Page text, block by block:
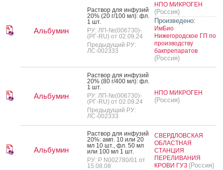
Альбумин
Рас­твор для ин­фу­зий
20% (20 г/100 мл): фл.
1 шт.
РУ: ЛП-№(006730)-
(РГ-RU) от 02.09.24
Предыдущий РУ:
ЛС-002333
НПО МИКРОГЕН
(Россия)
Произведено:
ИмБио
Нижегородское ГП по
производству
бакпрепаратов
(Россия)
Альбумин
Рас­твор для ин­фу­зий
20% (80 г/400 мл): фл.
1 шт.
РУ: ЛП-№(006730)-
(РГ-RU) от 02.09.24
Предыдущий РУ:
ЛС-002333
НПО МИКРОГЕН
(Россия)
Альбумин
Рас­твор для ин­фу­зий
20%: амп. 10 или 20
мл 10 шт., фл. 50 мл
или 100 мл 1 шт.
РУ: Р N002780/01 от
15.08.08
СВЕРДЛОВСКАЯ
ОБЛАСТНАЯ
СТАНЦИЯ
ПЕРЕЛИВАНИЯ
КРОВИ ГУЗ (Россия)